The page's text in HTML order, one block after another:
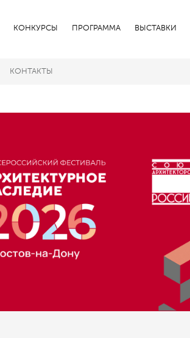
КОНКУРСЫ ПРОГРАММА ВЫСТАВКИ
КОНТАКТЫ